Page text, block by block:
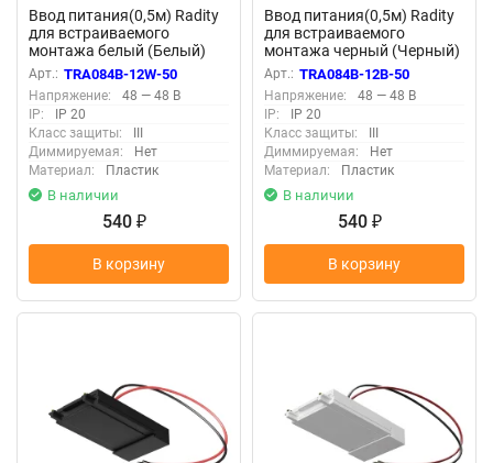
Ввод питания(0,5м) Radity
для встраиваемого
монтажа белый (Белый)
TRA084B-12W-50
Арт.: TRA084B-12W-50
Напряжение:
48 — 48 В
IP:
IP 20
Класс защиты:
III
Диммируемая:
Нет
Материал:
Пластик
В наличии
540 ₽
В корзину
Ввод питания(0,5м) Radity
для встраиваемого
монтажа черный (Черный)
TRA084B-12B-50
Арт.: TRA084B-12B-50
Напряжение:
48 — 48 В
IP:
IP 20
Класс защиты:
III
Диммируемая:
Нет
Материал:
Пластик
В наличии
540 ₽
В корзину